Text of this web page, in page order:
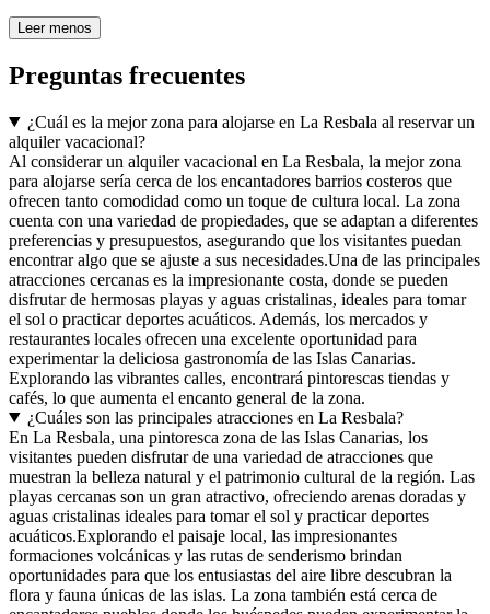
Leer menos
Preguntas frecuentes
¿Cuál es la mejor zona para alojarse en La Resbala al reservar un
alquiler vacacional?
Al considerar un alquiler vacacional en La Resbala, la mejor zona
para alojarse sería cerca de los encantadores barrios costeros que
ofrecen tanto comodidad como un toque de cultura local. La zona
cuenta con una variedad de propiedades, que se adaptan a diferentes
preferencias y presupuestos, asegurando que los visitantes puedan
encontrar algo que se ajuste a sus necesidades.Una de las principales
atracciones cercanas es la impresionante costa, donde se pueden
disfrutar de hermosas playas y aguas cristalinas, ideales para tomar
el sol o practicar deportes acuáticos. Además, los mercados y
restaurantes locales ofrecen una excelente oportunidad para
experimentar la deliciosa gastronomía de las Islas Canarias.
Explorando las vibrantes calles, encontrará pintorescas tiendas y
cafés, lo que aumenta el encanto general de la zona.
¿Cuáles son las principales atracciones en La Resbala?
En La Resbala, una pintoresca zona de las Islas Canarias, los
visitantes pueden disfrutar de una variedad de atracciones que
muestran la belleza natural y el patrimonio cultural de la región. Las
playas cercanas son un gran atractivo, ofreciendo arenas doradas y
aguas cristalinas ideales para tomar el sol y practicar deportes
acuáticos.Explorando el paisaje local, las impresionantes
formaciones volcánicas y las rutas de senderismo brindan
oportunidades para que los entusiastas del aire libre descubran la
flora y fauna únicas de las islas. La zona también está cerca de